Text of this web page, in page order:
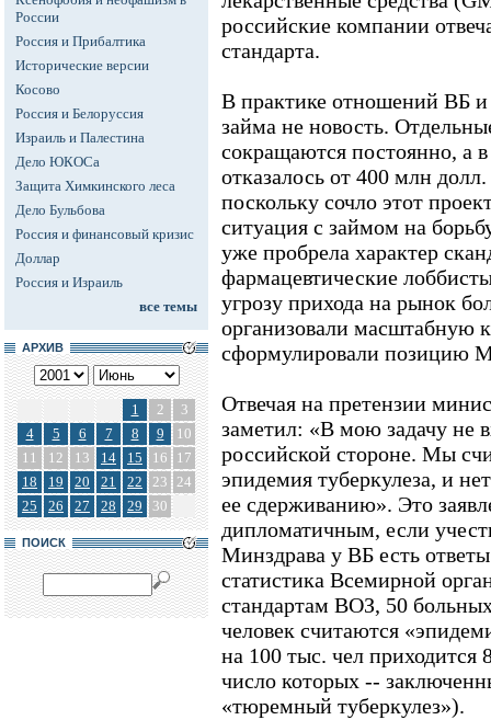
России
Россия и Прибалтика
Исторические версии
Косово
Россия и Белоруссия
Израиль и Палестина
Дело ЮКОСа
Защита Химкинского леса
Дело Бульбова
Россия и финансовый кризис
Доллар
Россия и Израиль
все темы
АРХИВ
1 2
3
4
5 6 7 8 9
10
11
12 13 14 15 16
17
18
19 20 21 22 23 24
25
26 27 28 29 30
ПОИСК
российские компании
стандарта.
В практике отношений ВБ и
займа не новость.
сокращаются постоянно, а
отказалось от 400 млн
поскольку сочло этот
ситуация с займом на
уже пробрела характер
фармацевтические
угрозу прихода на рынок
организовали масштабную
сформулировали позицию
Отвечая на претензии
заметил: «В мою задачу не
российской стороне. Мы
эпидемия туберкулеза, и
ее сдерживанию». Это
дипломатичным, если
Минздрава у ВБ есть
статистика Всемирной
стандартам ВОЗ, 50
человек считаются
на 100 тыс. чел
число которых --
«тюремный туберкулез»).